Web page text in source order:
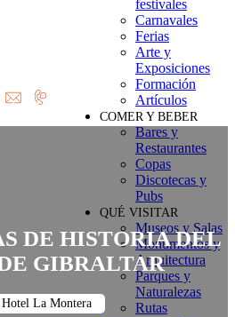
festivales
Carnavales
Ferias
Arte y
Exposiciones
Formación
Artículos
COMER Y BEBER
Bares y
Restaurantes
Copas
Discotecas y
Pubs
QUÉ VISITAR
Museos y Salas
Monumentos y
Arquitectura
Parques y
Naturalezas
Rutas
DE HISTORIA DEL
GIBRALTAR
Hotel La Montera